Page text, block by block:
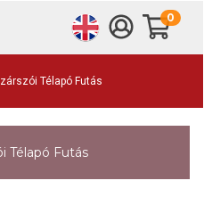
0
Télapó Futás
Télapó Futás